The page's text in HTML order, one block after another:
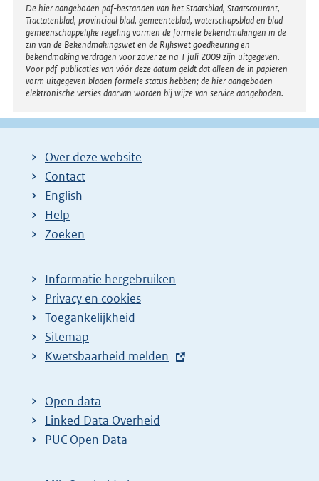
Disclaimer
De hier aangeboden pdf-bestanden van het Staatsblad, Staatscourant,
Tractatenblad, provinciaal blad, gemeenteblad, waterschapsblad en blad
gemeenschappelijke regeling vormen de formele bekendmakingen in de
zin van de Bekendmakingswet en de Rijkswet goedkeuring en
bekendmaking verdragen voor zover ze na 1 juli 2009 zijn uitgegeven.
Voor pdf-publicaties van vóór deze datum geldt dat alleen de in papieren
vorm uitgegeven bladen formele status hebben; de hier aangeboden
elektronische versies daarvan worden bij wijze van service aangeboden.
Over deze website
Contact
English
Help
Zoeken
Informatie hergebruiken
Privacy en cookies
Toegankelijkheid
Sitemap
E
t
e
r
Kwetsbaarheid melden
Open data
Linked Data Overheid
PUC Open Data